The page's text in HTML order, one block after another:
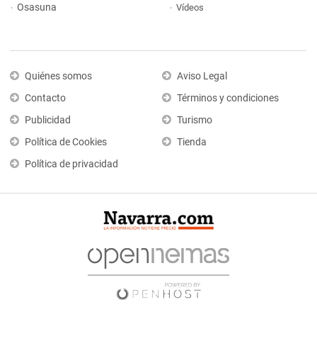
Osasuna
Vídeos
Quiénes somos
Contacto
Publicidad
Política de Cookies
Política de privacidad
Aviso Legal
Términos y condiciones
Turismo
Tienda